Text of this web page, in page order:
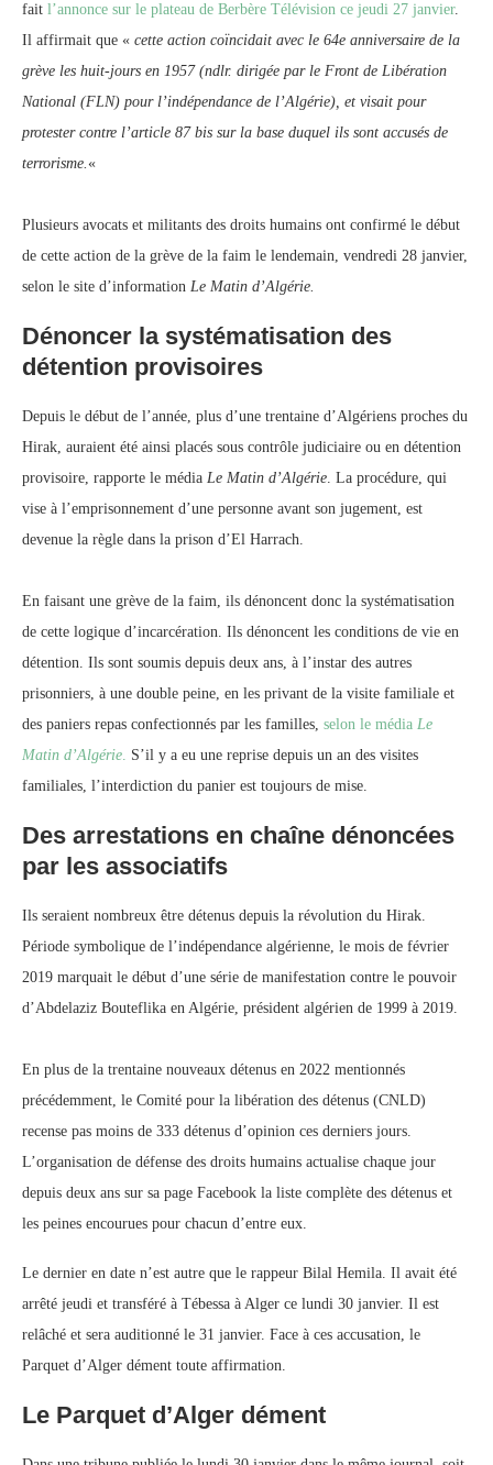
fait l’annonce sur le plateau de Berbère Télévision ce jeudi 27 janvier.
Il affirmait que « cette action coïncidait avec le 64e anniversaire de la
grève les huit-jours en 1957 (ndlr. dirigée par le Front de Libération
National (FLN) pour l’indépendance de l’Algérie), et visait pour
protester contre l’article 87 bis sur la base duquel ils sont accusés de
terrorisme.«
Plusieurs avocats et militants des droits humains ont confirmé le début
de cette action de la grève de la faim le lendemain, vendredi 28 janvier,
selon le site d’information Le Matin d’Algérie.
Dénoncer la systématisation des
détention provisoires
Depuis le début de l’année, plus d’une trentaine d’Algériens proches du
Hirak, auraient été ainsi placés sous contrôle judiciaire ou en détention
provisoire, rapporte le média Le Matin d’Algérie. La procédure, qui
vise à l’emprisonnement d’une personne avant son jugement, est
devenue la règle dans la prison d’El Harrach.
En faisant une grève de la faim, ils dénoncent donc la systématisation
de cette logique d’incarcération. Ils dénoncent les conditions de vie en
détention. Ils sont soumis depuis deux ans, à l’instar des autres
prisonniers, à une double peine, en les privant de la visite familiale et
des paniers repas confectionnés par les familles, selon le média Le
Matin d’Algérie. S’il y a eu une reprise depuis un an des visites
familiales, l’interdiction du panier est toujours de mise.
Des arrestations en chaîne dénoncées
par les associatifs
Ils seraient nombreux être détenus depuis la révolution du Hirak.
Période symbolique de l’indépendance algérienne, le mois de février
2019 marquait le début d’une série de manifestation contre le pouvoir
d’Abdelaziz Bouteflika en Algérie, président algérien de 1999 à 2019.
En plus de la trentaine nouveaux détenus en 2022 mentionnés
précédemment, le Comité pour la libération des détenus (CNLD)
recense pas moins de 333 détenus d’opinion ces derniers jours.
L’organisation de défense des droits humains actualise chaque jour
depuis deux ans sur sa page Facebook la liste complète des détenus et
les peines encourues pour chacun d’entre eux.
Le dernier en date n’est autre que le rappeur Bilal Hemila. Il avait été
arrêté jeudi et transféré à Tébessa à Alger ce lundi 30 janvier. Il est
relâché et sera auditionné le 31 janvier. Face à ces accusation, le
Parquet d’Alger dément toute affirmation.
Le Parquet d’Alger dément